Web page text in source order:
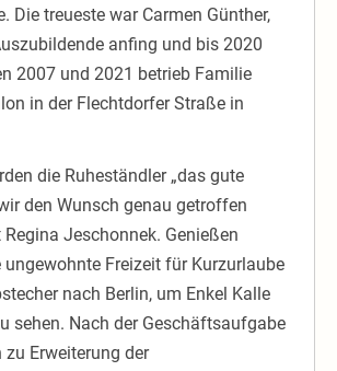
Die treueste war Carmen Günther,
anfing und bis 2020
2007 und 2021 betrieb Familie
in der Flechtdorfer Straße in
die Ruheständler „das gute
den Wunsch genau getroffen
Regina Jeschonnek. Genießen
ungewohnte Freizeit für Kurzurlaube
nach Berlin, um Enkel Kalle
sehen. Nach der Geschäftsaufgabe
Erweiterung der